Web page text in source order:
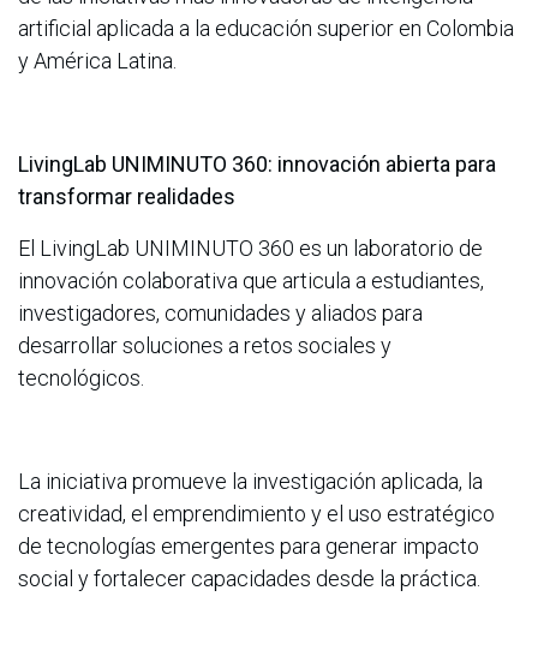
artificial aplicada a la educación superior en Colombia
y América Latina.
LivingLab UNIMINUTO 360: innovación abierta para
transformar realidades
El LivingLab UNIMINUTO 360 es un laboratorio de
innovación colaborativa que articula a estudiantes,
investigadores, comunidades y aliados para
desarrollar soluciones a retos sociales y
tecnológicos.
La iniciativa promueve la investigación aplicada, la
creatividad, el emprendimiento y el uso estratégico
de tecnologías emergentes para generar impacto
social y fortalecer capacidades desde la práctica.